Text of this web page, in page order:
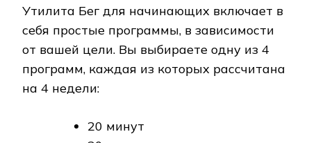
Утилита Бег для начинающих включает в
себя простые программы, в зависимости
от вашей цели. Вы выбираете одну из 4
программ, каждая из которых рассчитана
на 4 недели:
20 минут